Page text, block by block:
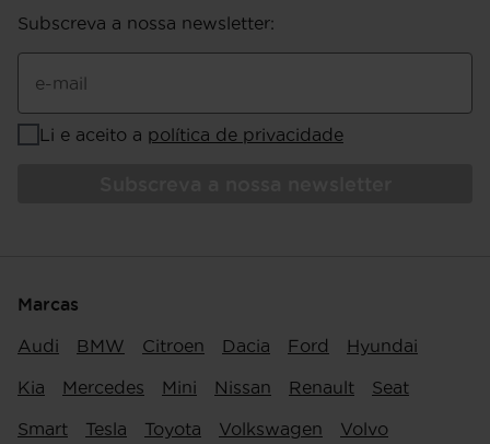
Subscreva a nossa newsletter:
e-mail
Li e aceito a política de privacidade
Marcas
Audi BMW Citroen Dacia Ford Hyundai
Kia Mercedes Mini Nissan Renault Seat
Smart Tesla Toyota Volkswagen Volvo